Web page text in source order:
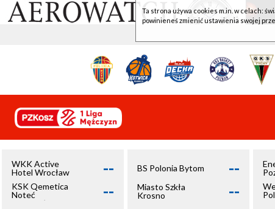
WKK Active
Hotel Wrocław
--
KSK Qemetica
Noteć
Inowrocław
--
BS Polonia Bytom --
Miasto Szkła
Krosno
--
Ta strona używa cookies m.in. w celach:
powinieneś zmienić ustawienia swojej